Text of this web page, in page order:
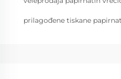
prilagođene tiskane